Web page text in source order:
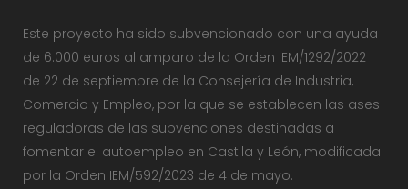
Este proyecto ha sido subvencionado con una ayuda
de 6.000 euros al amparo de la Orden IEM/1292/2022
de 22 de septiembre de la Consejería de Industria,
Comercio y Empleo, por la que se establecen las ases
reguladoras de las subvenciones destinadas a
fomentar el autoempleo en Castila y León, modificada
por la Orden IEM/592/2023 de 4 de mayo.